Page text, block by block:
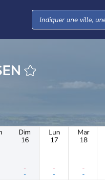
Dim
16
-
-
Lun
17
-
-
Mar
18
-
-